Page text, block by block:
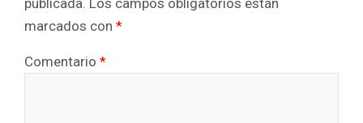
publicada. Los campos obligatorios están
marcados con *
Comentario *